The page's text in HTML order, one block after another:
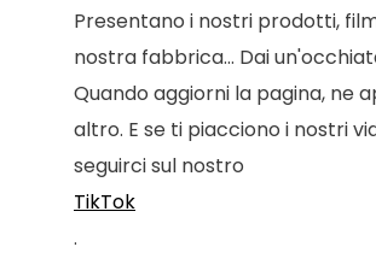
Presentano i nostri prodotti,
nostra fabbrica... Dai
Quando aggiorni la pagina, ne
altro. E se ti piacciono i nostri
seguirci sul nostro
TikTok
.